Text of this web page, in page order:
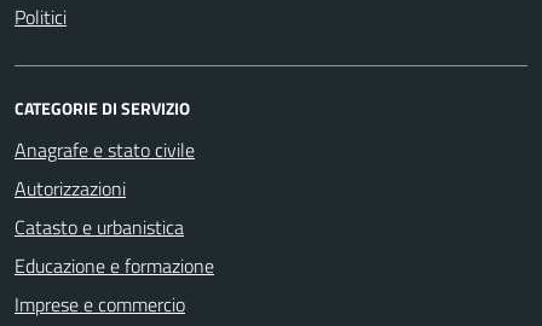
Politici
CATEGORIE DI SERVIZIO
Anagrafe e stato civile
Autorizzazioni
Catasto e urbanistica
Educazione e formazione
Imprese e commercio